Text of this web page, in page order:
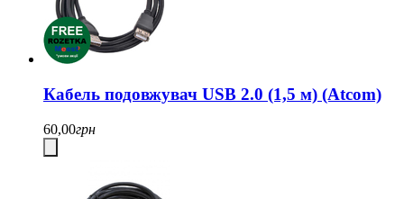
Кабель подовжувач USB 2.0 (1,5 м) (Atcom)
60,00грн